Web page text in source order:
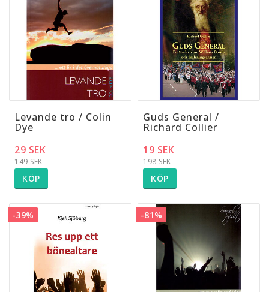
Levande tro / Colin
Dye
149 SEK
29 SEK
KÖP
Guds General /
Richard Collier
198 SEK
19 SEK
KÖP
-39% -81%